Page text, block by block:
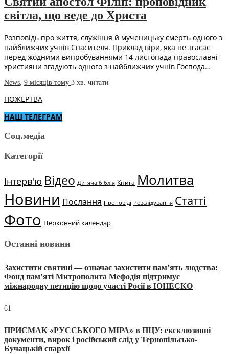
світла, що веде до Христа
Розповідь про життя, служіння й мученицьку смерть одного з
найближчих учнів Спасителя. Приклад віри, яка не згасає
перед жодними випробуваннями 14 листопада православні
християни згадують одного з найближчих учнів Господа…
News, 9 місяців тому 3 хв. читати
ПОЖЕРТВА
НАШ ТЕЛЕГРАМ
Соц.медіа
Категорії
Інтерв'ю Відео Дитяча біблія Книга Молитва
Новини Послання Проповіді Розслідування Статті
Фото Церковний календар
Останні новини
Захистити святині — означає захистити пам’ять людства:
Фонд пам’яті Митрополита Мефодія підтримує
міжнародну петицію щодо участі Росії в ЮНЕСКО
61
ПРИСМАК «РУССЬКОГО МІРА» в ПЦУ: ексклюзивні
документи, вирок і російський слід у Тернопільсько-
Бучацькій єпархії